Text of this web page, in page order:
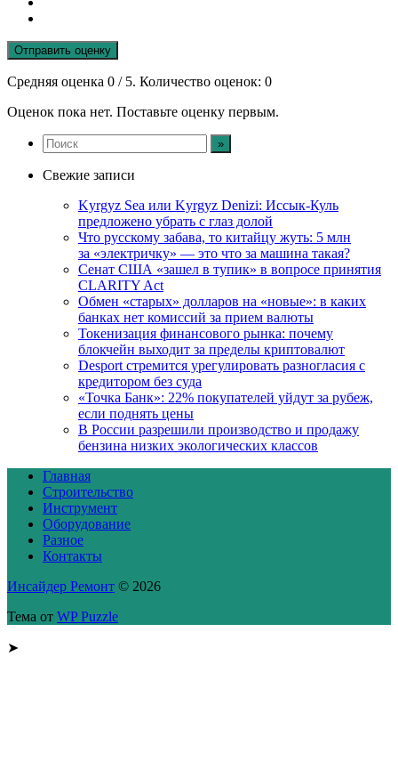
Отправить оценку
Средняя оценка 0 / 5. Количество оценок: 0
Оценок пока нет. Поставьте оценку первым.
Свежие записи
Kyrgyz Sea или Kyrgyz Denizi: Иссык-Куль
предложено убрать с глаз долой
Что русскому забава, то китайцу жуть: 5 млн
за «электричку» — это что за машина такая?
Сенат США «зашел в тупик» в вопросе принятия
CLARITY Act
Обмен «старых» долларов на «новые»: в каких
банках нет комиссий за прием валюты
Токенизация финансового рынка: почему
блокчейн выходит за пределы криптовалют
Desport стремится урегулировать разногласия с
кредитором без суда
«Точка Банк»: 22% покупателей уйдут за рубеж,
если поднять цены
В России разрешили производство и продажу
бензина низких экологических классов
Главная
Строительство
Инструмент
Оборудование
Разное
Контакты
Инсайдер Ремонт © 2026
Тема от WP Puzzle
➤